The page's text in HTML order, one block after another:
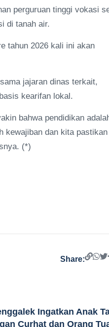
perguruan tinggi vokasi
di tanah air.
tahun 2026 kali ini akan
jajaran dinas terkait,
kearifan lokal.
bahwa pendidikan
kewajiban dan kita pastikan
(*)
Share:
Ingatkan Anak
Curhat dan Orang